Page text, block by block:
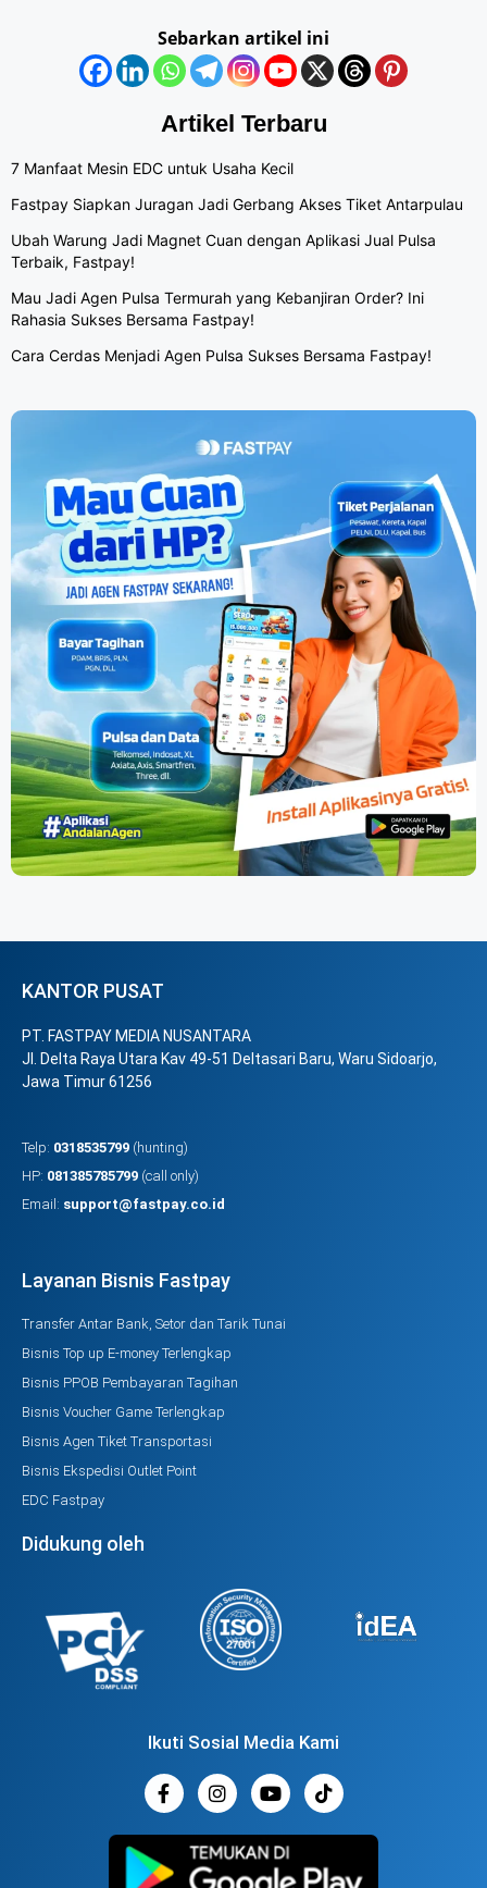
Sebarkan artikel ini
Artikel Terbaru
7 Manfaat Mesin EDC untuk Usaha Kecil
Fastpay Siapkan Juragan Jadi Gerbang Akses Tiket Antarpulau
Ubah Warung Jadi Magnet Cuan dengan Aplikasi Jual Pulsa
Terbaik, Fastpay!
Mau Jadi Agen Pulsa Termurah yang Kebanjiran Order? Ini
Rahasia Sukses Bersama Fastpay!
Cara Cerdas Menjadi Agen Pulsa Sukses Bersama Fastpay!
KANTOR PUSAT
PT. FASTPAY MEDIA NUSANTARA
Jl. Delta Raya Utara Kav 49-51 Deltasari Baru, Waru Sidoarjo,
Jawa Timur 61256
Telp: 0318535799 (hunting)
HP: 081385785799 (call only)
Email: support@fastpay.co.id
Layanan Bisnis Fastpay
Transfer Antar Bank, Setor dan Tarik Tunai
Bisnis Top up E-money Terlengkap
Bisnis PPOB Pembayaran Tagihan
Bisnis Voucher Game Terlengkap
Bisnis Agen Tiket Transportasi
Bisnis Ekspedisi Outlet Point
EDC Fastpay
Didukung oleh
Ikuti Sosial Media Kami